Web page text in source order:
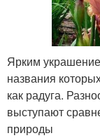
Ярким
названия
как радуга.
выступают
природы